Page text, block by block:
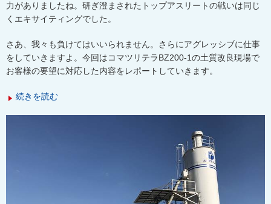
力がありましたね。研ぎ澄まされたトップアスリートの戦いは同じ
くエキサイティングでした。
さあ、我々も負けてはいいられません。さらにアグレッシブに仕事
をしていきますよ。今回はコマツリテラBZ200-1の土質改良現場で
お客様の要望に対応した内容をレポートしていきます。
続きを読む